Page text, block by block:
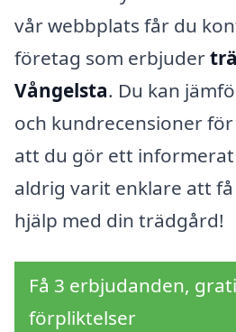
vår webbplats får du
företag som erbjuder
Vångelsta. Du kan
och kundrecensioner
att du gör ett
aldrig varit enklare att
hjälp med din trädgård!
Få 3 erbjudanden,
förpliktelser